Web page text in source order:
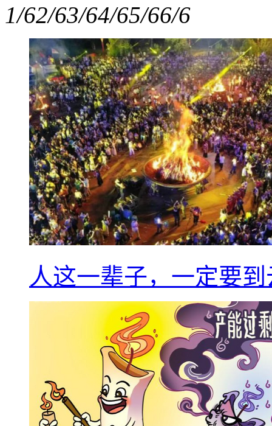
1/62/63/64/65/66/6
人这一辈子，一定要